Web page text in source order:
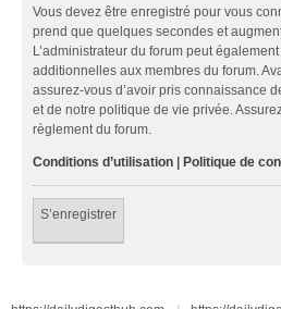
Vous devez être enregistré pour vous
prend que quelques secondes et
L’administrateur du forum peut
additionnelles aux membres du forum.
assurez-vous d’avoir pris connaissance
et de notre politique de vie privée.
règlement du forum.
Conditions d’utilisation Politique de
S’enregistrer